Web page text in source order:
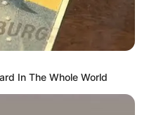
In The Whole World